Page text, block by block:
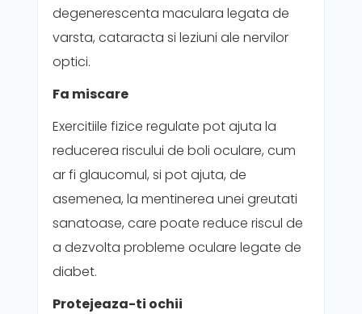
degenerescenta maculara legata de
varsta, cataracta si leziuni ale nervilor
optici.
Fa miscare
Exercitiile fizice regulate pot ajuta la
reducerea riscului de boli oculare, cum
ar fi glaucomul, si pot ajuta, de
asemenea, la mentinerea unei greutati
sanatoase, care poate reduce riscul de
a dezvolta probleme oculare legate de
diabet.
Protejeaza-ti ochii